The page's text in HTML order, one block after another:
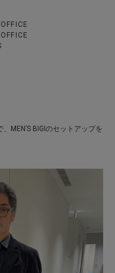
MEN’S BIGIのセットアップを